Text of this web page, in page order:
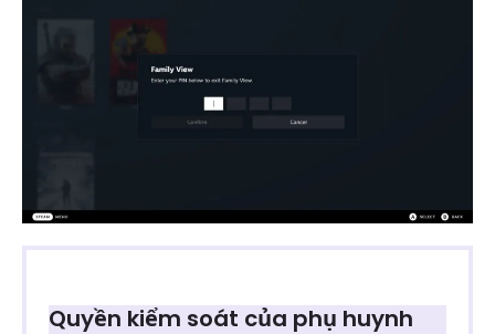
Quyền kiểm soát của phụ huynh